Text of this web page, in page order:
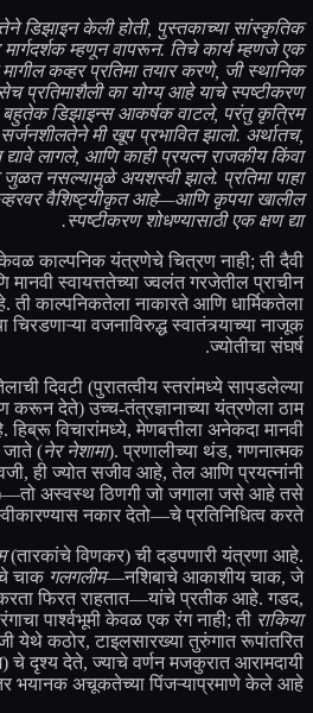
डिझाइन केली होती, पुस्तकाच्या सांस्कृतिक
मार्गदर्शक म्हणून वापरून. तिचे कार्य म्हणजे एक
कव्हर प्रतिमा तयार करणे, जी स्थानिक
प्रतिमाशैली का योग्य आहे याचे स्पष्टीकरण
डिझाइन्स आकर्षक वाटले, परंतु कृत्रिम
मी खूप प्रभावित झालो. अर्थातच,
लागले, आणि काही प्रयत्न राजकीय किंवा
जुळत नसल्यामुळे अयशस्वी झाले. प्रतिमा पाहा
वैशिष्ट्यीकृत आहे—आणि कृपया खालील
स्पष्टीकरण शोधण्यासाठी एक क्षण द्या.
केवळ काल्पनिक यंत्रणेचे चित्रण नाही; ती दैवी
मानवी स्वायत्ततेच्या ज्वलंत गरजेतील प्राचीन
ती काल्पनिकतेला नाकारते आणि धार्मिकतेला
चिरडणाऱ्या वजनाविरुद्ध स्वातंत्र्याच्या नाजूक
ज्योतीचा संघर्ष.
दिवटी (पुरातत्वीय स्तरांमध्ये सापडलेल्या
देते) उच्च-तंत्रज्ञानाच्या यंत्रणेला ठाम
हिब्रू विचारांमध्ये, मेणबत्तीला अनेकदा मानवी
(नेर नेशामा). प्रणालीच्या थंड, गणनात्मक
ही ज्योत सजीव आहे, तेल आणि प्रयत्नांनी
अस्वस्थ ठिणगी जो जगाला जसे आहे तसे
नकार देतो—चे प्रतिनिधित्व करते.
(तारकांचे विणकर) ची दडपणारी यंत्रणा आहे.
चाक गलगलीम—नशिबाचे आकाशीय चाक, जे
करता फिरत राहतात—यांचे प्रतीक आहे. गडद,
पार्श्वभूमी केवळ एक रंग नाही; ती राकिया
कठोर, टाइलसारख्या तुरुंगात रूपांतरित
चे दृश्य देते, ज्याचे वर्णन मजकुरात आरामदायी
भयानक अचूकतेच्या पिंजऱ्याप्रमाणे केले आहे.